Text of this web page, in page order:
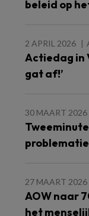
beleid op
2 APRIL 2026
Actiedag in
gat af!’
30 MAART 2026
27 MAART 2026
AOW naar
het